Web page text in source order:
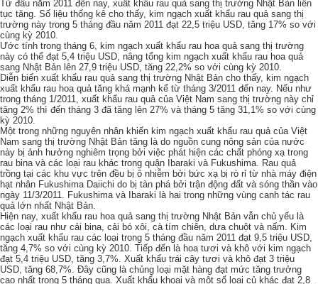
Từ đầu năm 2011 đến nay, xuất khẩu rau quả sang thị trường Nhật Bản liên
tục tăng. Số liệu thống kê cho thấy, kim ngạch xuất khẩu rau quả sang thị
trường này trong 5 tháng đầu năm 2011 đạt 22,5 triệu USD, tăng 17% so với
cùng kỳ 2010.
Ước tính trong tháng 6, kim ngạch xuất khẩu rau hoa quả sang thị trường
này có thể đạt 5,4 triệu USD, nâng tổng kim ngạch xuất khẩu rau hoa quả
sang Nhật Bản lên 27,9 triệu USD, tăng 22,2% so với cùng kỳ 2010.
Diễn biến xuất khẩu rau quả sang thị trường Nhật Bản cho thấy, kim ngạch
xuất khẩu rau hoa quả tăng khá mạnh kể từ tháng 3/2011 đến nay. Nếu như
trong tháng 1/2011, xuất khẩu rau quả của Việt Nam sang thị trường này chỉ
tăng 2% thì đến tháng 3 đã tăng lên 27% và tháng 5 tăng 31,1% so với cùng
kỳ 2010.
Một trong những nguyên nhân khiến kim ngạch xuất khẩu rau quả của Việt
Nam sang thị trường Nhật Bản tăng là do nguồn cung nông sản của nước
này bị ảnh hưởng nghiêm trọng bởi việc phát hiện các chất phóng xạ trong
rau bina và các loại rau khác trong quận Ibaraki và Fukushima. Rau quả
trồng tại các khu vực trên đều bị ô nhiễm bởi bức xạ bị rò rỉ từ nhà máy điện
hạt nhân Fukushima Daiichi do bị tàn phá bởi trận động đất và sóng thần vào
ngày 11/3/2011. Fukushima và Ibaraki là hai trong những vùng canh tác rau
quả lớn nhất Nhật Bản.
Hiện nay, xuất khẩu rau hoa quả sang thị trường Nhật Bản vẫn chủ yếu là
các loại rau như cải bina, cải bó xôi, cà tím chiên, dưa chuột và nấm. Kim
ngạch xuất khẩu rau các loại trong 5 tháng đầu năm 2011 đạt 9,5 triệu USD,
tăng 4,7% so với cùng kỳ 2010. Tiếp đến là hoa tươi và khô với kim ngạch
đạt 5,4 triệu USD, tăng 3,7%. Xuất khẩu trái cây tươi và khô đạt 3 triệu
USD, tăng 68,7%. Đây cũng là chủng loại mặt hàng đạt mức tăng trưởng
cao nhất trong 5 tháng qua. Xuất khẩu khoai và một số loại củ khác đạt 2,8